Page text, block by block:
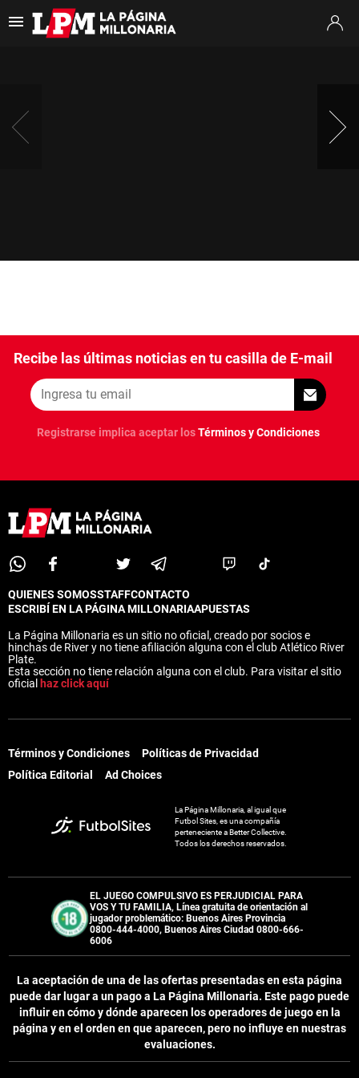
STREAMING
OPINIÓN
ANÁLISIS TÁCTICO
CHACHO COUDET
GUÍAS
CÓDIGOS
PRONÓSTICOS
APUESTA DEL DÍA
ESCRIBÍ EN LA PÁGINA MILLONARIA
hinchas de River y no tiene afiliación alguna con el club Atlético River
Plate.
Esta sección no tiene relación alguna con el club. Para visitar el sitio
oficialhaz click aquí
Futbol Sites, es una compañía
perteneciente a Better Collective.
Todos los derechos reservados.
VOS Y TU FAMILIA, Línea gratuita de orientación al
jugador problemático: Buenos Aires Provincia
0800-444-4000, Buenos Aires Ciudad 0800-666-
6006
puede dar lugar a un pago aLa Página Millonaria. Este pago puede
influir en cómo y dónde aparecen los operadores de juego en la
página y en el orden en que aparecen, pero no influye en nuestras
evaluaciones.
Recibe las últimas noticias en tu casilla de E-mail
Registrarse implica aceptar losTérminos y Condiciones
QUIENES SOMOSSTAFFCONTACTO
ESCRIBÍ EN LA PÁGINA MILLONARIAAPUESTAS
La Página Millonaria es un sitio no oficial, creado por socios e
hinchas de River y no tiene afiliación alguna con el club Atlético River
Plate.
Esta sección no tiene relación alguna con el club. Para visitar el sitio
oficial haz click aquí
Términos y Condiciones
Políticas de Privacidad
Política Editorial
Ad Choices
La Página Millonaria, al igual que
Futbol Sites, es una compañía
perteneciente a Better Collective.
Todos los derechos reservados.
EL JUEGO COMPULSIVO ES PERJUDICIAL PARA
VOS Y TU FAMILIA, Línea gratuita de orientación al
jugador problemático: Buenos Aires Provincia
0800-444-4000, Buenos Aires Ciudad 0800-666-
6006
La aceptación de una de las ofertas presentadas en esta página
puede dar lugar a un pago a La Página Millonaria. Este pago puede
influir en cómo y dónde aparecen los operadores de juego en la
página y en el orden en que aparecen, pero no influye en nuestras
evaluaciones.